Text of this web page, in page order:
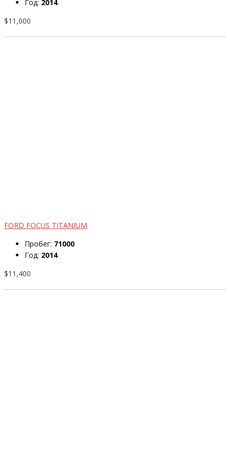
Год: 2014
$11,000
FORD FOCUS TITANIUM
Пробег: 71000
Год: 2014
$11,400